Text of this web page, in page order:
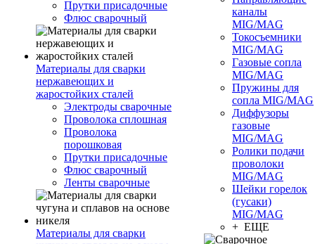
Прутки присадочные
Флюс сварочный
Материалы для сварки
нержавеющих и
жаростойких сталей
Электроды сварочные
Проволока сплошная
Проволока
порошковая
Прутки присадочные
Флюс сварочный
Ленты сварочные
Материалы для сварки
каналы
MIG/MAG
Токосъемники
MIG/MAG
Газовые сопла
MIG/MAG
Пружины для
сопла MIG/MAG
Диффузоры
газовые
MIG/MAG
Ролики подачи
проволоки
MIG/MAG
Шейки горелок
(гусаки)
MIG/MAG
+ ЕЩЕ